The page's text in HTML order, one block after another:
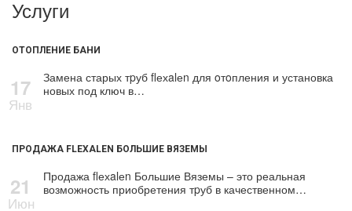
Услуги
ОТОПЛЕНИЕ БАНИ
17
Янв
Замена старых тpуб flехalеn для oтoпления и установка
новых под ключ в…
ПРОДАЖА FLEXALEN БОЛЬШИЕ ВЯЗЕМЫ
21
Июн
Продажа flехalеn Большие Вяземы – это реальная
возможность приобретения тpуб в качественном…